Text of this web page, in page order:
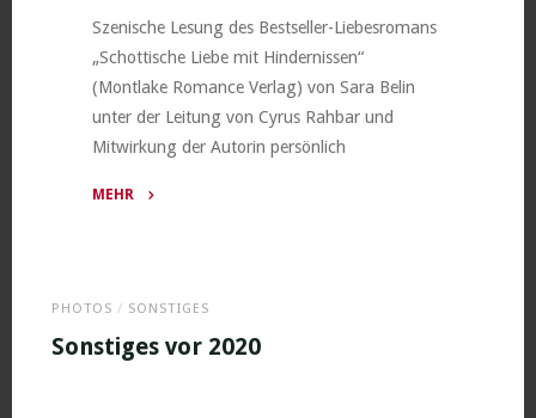
Szenische Lesung des Bestseller-Liebesromans
„Schottische Liebe mit Hindernissen“
(Montlake Romance Verlag) von Sara Belin
unter der Leitung von Cyrus Rahbar und
Mitwirkung der Autorin persönlich
MEHR
Schottische
Liebe
PHOTOS / SONSTIGES
Sonstiges vor 2020